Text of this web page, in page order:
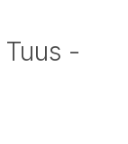
-